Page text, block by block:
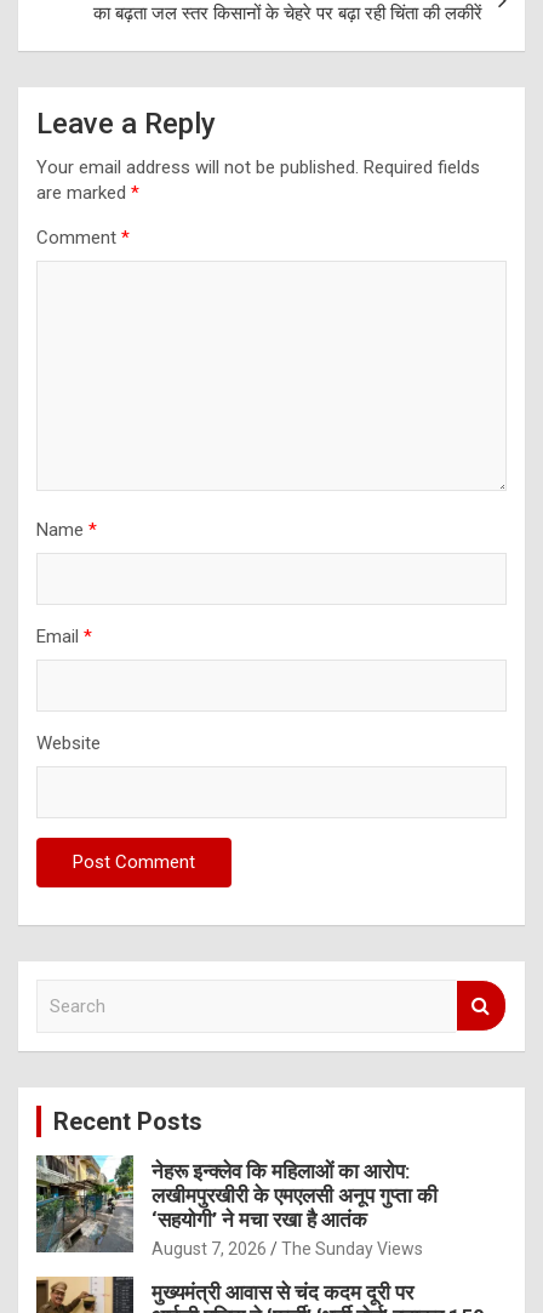
का बढ़ता जल स्तर किसानों के चेहरे पर बढ़ा रही चिंता की लकीरें
Leave a Reply
Your email address will not be published. Required fields
are marked *
Comment *
Name *
Email *
Website
c
Recent Posts
नेहरू इन्क्लेव कि महिलाओं का आरोप:
लखीमपुरखीरी के एमएलसी अनूप गुप्ता की
‘सहयोगी’ ने मचा रखा है आतंक
August 7, 2026 The Sunday Views
मुख्यमंत्री आवास से चंद कदम दूरी पर